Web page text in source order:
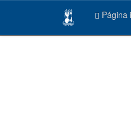
Página